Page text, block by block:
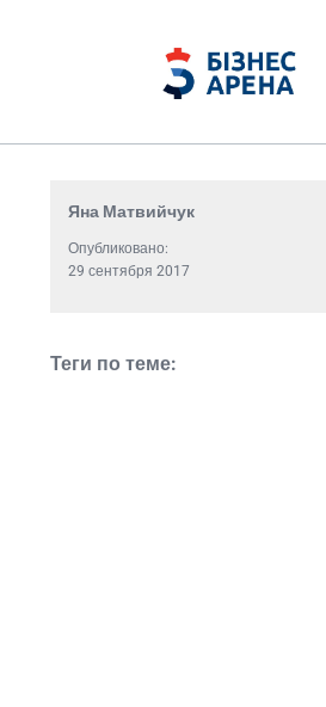
Яна Матвийчук
Опубликовано:
29 сентября 2017
Теги по теме: